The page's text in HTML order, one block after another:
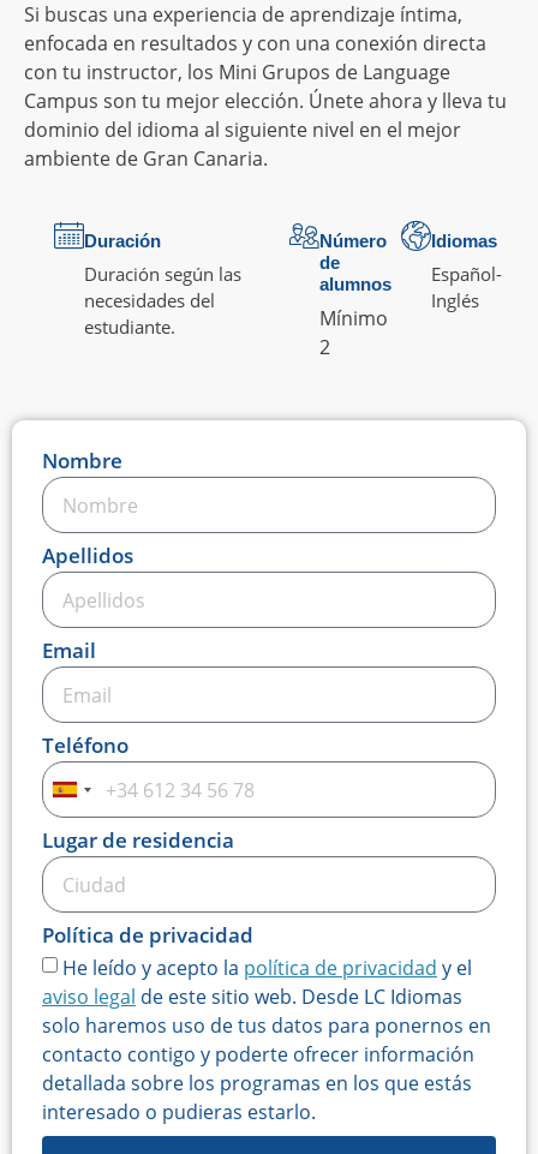
Si buscas una experiencia de aprendizaje íntima,
enfocada en resultados y con una conexión directa
con tu instructor, los Mini Grupos de Language
Campus son tu mejor elección. Únete ahora y lleva tu
dominio del idioma al siguiente nivel en el mejor
ambiente de Gran Canaria.
Duración
Duración según las
necesidades del
estudiante.
Número
de
alumnos
Mínimo
2
Idiomas
Español-
Inglés
Nombre
Apellidos
Email
Teléfono
Spain
+34
Lugar de residencia
Política de privacidad
He leído y acepto la política de privacidad y el
aviso legal de este sitio web. Desde LC Idiomas
solo haremos uso de tus datos para ponernos en
contacto contigo y poderte ofrecer información
detallada sobre los programas en los que estás
interesado o pudieras estarlo.